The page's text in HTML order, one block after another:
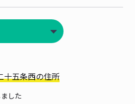
十五条西の住所
した